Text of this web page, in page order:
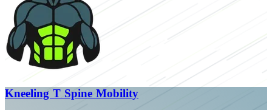
Kneeling T Spine Mobility